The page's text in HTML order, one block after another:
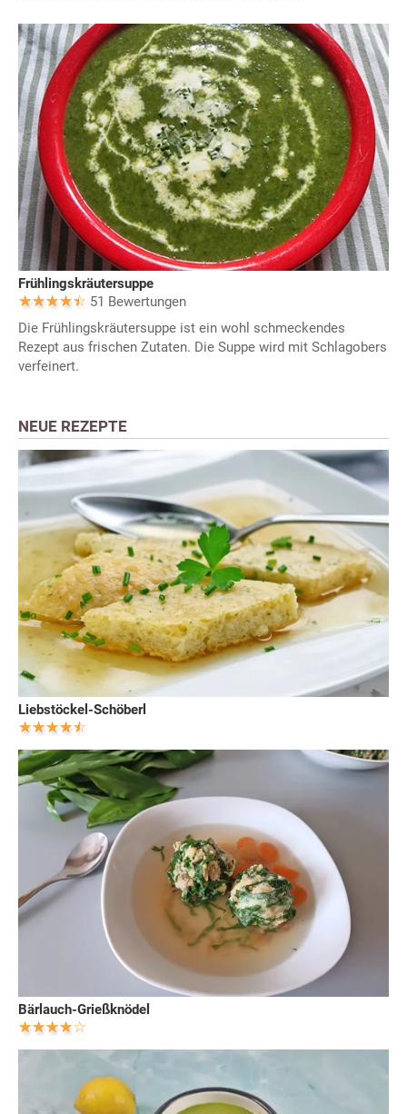
Frühlingskräutersuppe
51 Bewertungen
Die Frühlingskräutersuppe ist ein wohl schmeckendes
Rezept aus frischen Zutaten. Die Suppe wird mit Schlagobers
verfeinert.
NEUE REZEPTE
Liebstöckel-Schöberl
Bärlauch-Grießknödel